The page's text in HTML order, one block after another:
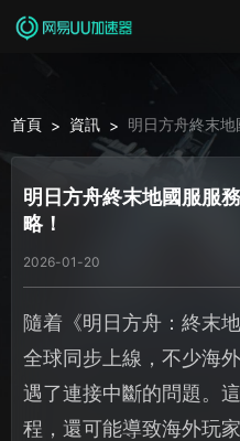
首頁 > 資訊 > 明日方舟終末
略！
明日方舟終末地國服服
略！
2026-01-20
隨着《明日方舟：終末
全球同步上線，不少海
遇了連接中斷的問題。
程，還可能導致海外玩